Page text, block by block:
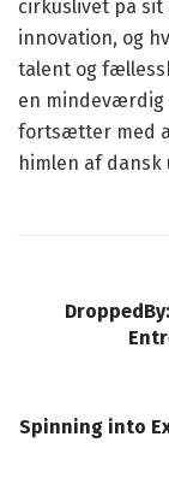
cirkuslivet på
innovation, og
talent og
en mindeværdig
fortsætter med
himlen af
Spinning into